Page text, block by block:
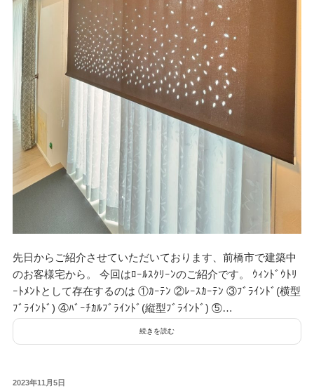
先日からご紹介させていただいております、前橋市で建築中
のお客様宅から。 今回はﾛｰﾙｽｸﾘｰﾝのご紹介です。 ｳｨﾝﾄﾞｳﾄﾘ
ｰﾄﾒﾝﾄとして存在するのは ①ｶｰﾃﾝ ②ﾚｰｽｶｰﾃﾝ ③ﾌﾞﾗｲﾝﾄﾞ(横型
ﾌﾞﾗｲﾝﾄﾞ) ④ﾊﾞｰﾁｶﾙﾌﾞﾗｲﾝﾄﾞ(縦型ﾌﾞﾗｲﾝﾄﾞ) ⑤…
続きを読む
投
2023年11月5日